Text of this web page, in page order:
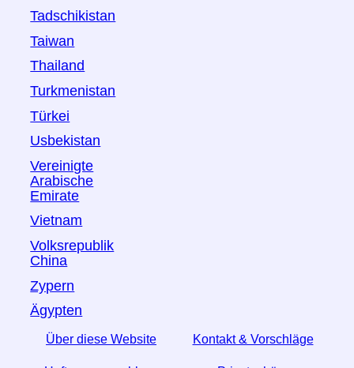
Tadschikistan
Taiwan
Thailand
Turkmenistan
Türkei
Usbekistan
Vereinigte
Arabische
Emirate
Vietnam
Volksrepublik
China
Zypern
Ägypten
Über diese Website Kontakt & Vorschläge